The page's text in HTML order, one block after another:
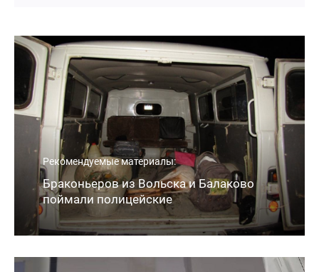
Рекомендуемые материалы:
Браконьеров из Вольска и Балаково
поймали полицейские